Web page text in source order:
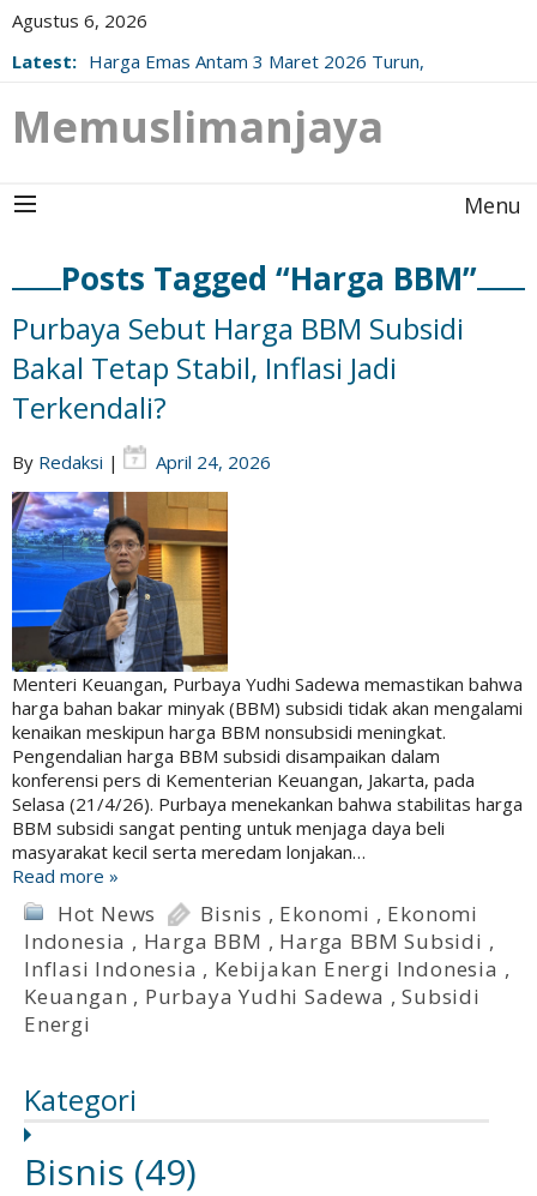
Agustus 6, 2026
Latest: Harga Emas Antam 3 Maret 2026 Turun,
Memuslimanjaya
Menu
Posts Tagged “Harga BBM”
Purbaya Sebut Harga BBM Subsidi
Bakal Tetap Stabil, Inflasi Jadi
Terkendali?
By Redaksi | April 24, 2026
Menteri Keuangan, Purbaya Yudhi Sadewa memastikan bahwa
harga bahan bakar minyak (BBM) subsidi tidak akan mengalami
kenaikan meskipun harga BBM nonsubsidi meningkat.
Pengendalian harga BBM subsidi disampaikan dalam
konferensi pers di Kementerian Keuangan, Jakarta, pada
Selasa (21/4/26). Purbaya menekankan bahwa stabilitas harga
BBM subsidi sangat penting untuk menjaga daya beli
masyarakat kecil serta meredam lonjakan…
Read more »
Hot News Bisnis , Ekonomi , Ekonomi
Indonesia , Harga BBM , Harga BBM Subsidi ,
Inflasi Indonesia , Kebijakan Energi Indonesia ,
Keuangan , Purbaya Yudhi Sadewa ,Subsidi
Energi
Kategori
Bisnis (49)